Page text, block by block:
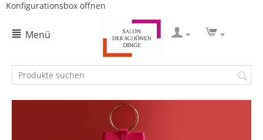
Konfigurationsbox öffnen
Menü